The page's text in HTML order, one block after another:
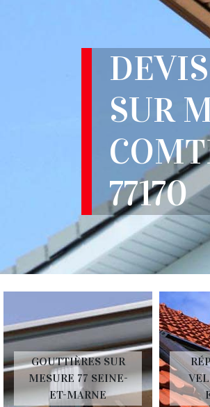
SUR
77170
GOUTTIÈRES SUR
MESURE 77 SEINE-
ET-MARNE